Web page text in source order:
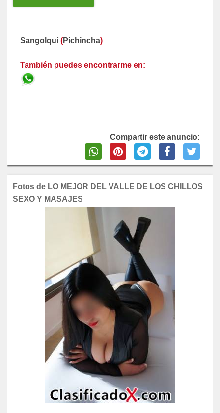
Sangolquí (Pichincha)
También puedes encontrarme en:
Compartir este anuncio:
Fotos de LO MEJOR DEL VALLE DE LOS CHILLOS
SEXO Y MASAJES